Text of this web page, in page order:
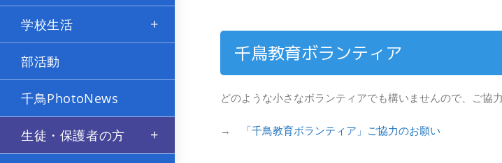
学校生活
部活動
千鳥PhotoNews
生徒・保護者の方
千鳥教育ボランティア
どのような小さなボランティアでも構いませんので、ご協
→ 「千鳥教育ボランティア」ご協力のお願い